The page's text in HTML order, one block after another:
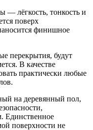
— лёгкость, тонкость и
поверх
финишное
перекрытия, будут
В качестве
практически любые
на деревянный пол,
Единственное
поверхности не